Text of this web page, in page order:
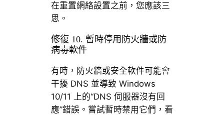
在重置網絡設置之前，您應該三
思。
修復 10. 暫時停用防火牆或防
病毒軟件
有時，防火牆或安全軟件可能會
干擾 DNS 並導致 Windows
10/11 上的“DNS 伺服器沒有回
應”錯誤。嘗試暫時禁用它們，看